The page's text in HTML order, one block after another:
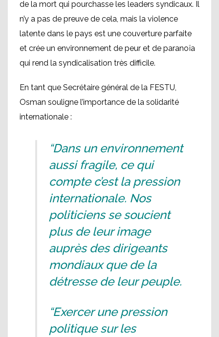
de la mort qui pourchasse les leaders syndicaux. Il
n’y a pas de preuve de cela, mais la violence
latente dans le pays est une couverture parfaite
et crée un environnement de peur et de paranoïa
qui rend la syndicalisation très difficile.
En tant que Secrétaire général de la FESTU,
Osman souligne l’importance de la solidarité
internationale :
“Dans un environnement
aussi fragile, ce qui
compte c’est la pression
internationale. Nos
politiciens se soucient
plus de leur image
auprès des dirigeants
mondiaux que de la
détresse de leur peuple.
“Exercer une pression
politique sur les